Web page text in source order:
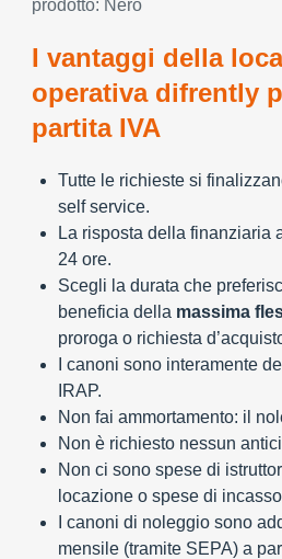
prodotto: Nero
I vantaggi della
operativa difrently
partita IVA
Tutte le richieste si
self service.
La risposta della finanziaria
24 ore.
Scegli la durata che
beneficia della massima
proroga o richiesta
I canoni sono interamente
IRAP.
Non fai ammortamento: il
Non è richiesto nessun
Non ci sono spese di
locazione o spese di
I canoni di noleggio sono
mensile (tramite SEPA) a